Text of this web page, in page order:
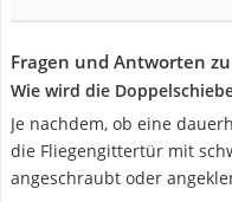
Fragen und Antworten
Wie wird die
Je nachdem, ob eine
die Fliegengittertür mit
angeschraubt oder